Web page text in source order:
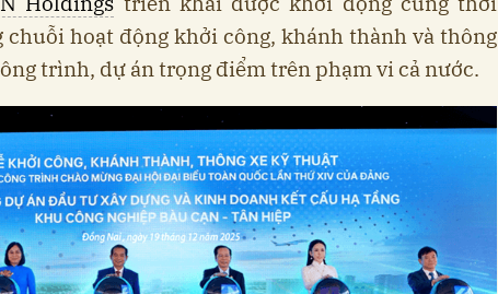
chuỗi hoạt động khởi công, khánh thành và thông
trình, dự án trọng điểm trên phạm vi cả nước.